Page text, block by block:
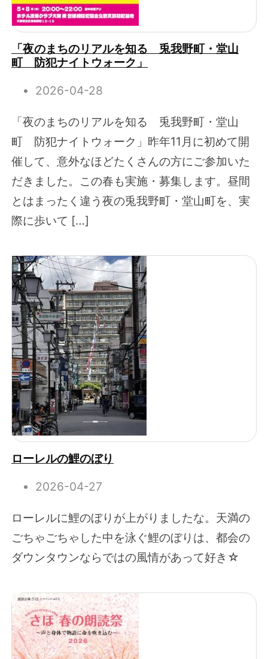
「夜のまちのリアルを知る 兎我野町・堂山
町 防犯ナイトウォーク」
2026-04-28
「夜のまちのリアルを知る 兎我野町・堂山
町 防犯ナイトウォーク」昨年11月に初めて開
催して、意外なほどたくさんの方にご参加いた
だきました。この春も実施・募集します。昼間
とはまったく違う夜の兎我野町・堂山町を、実
際に歩いて […]
ローレルの鯉のぼり
2026-04-27
ローレルに鯉のぼりが上がりましたな。天満の
ごちゃごちゃした中を泳ぐ鯉のぼりは、都会の
ダウンタウンならではの風情があって好き☆